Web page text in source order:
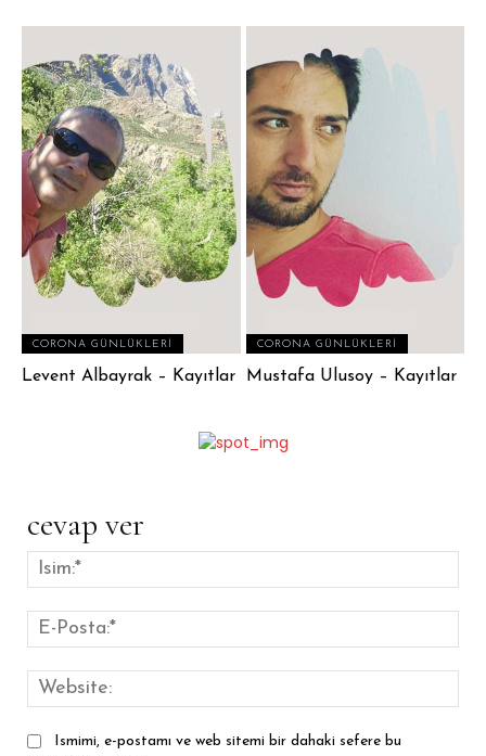
CORONA GÜNLÜKLERI
Levent Albayrak – Kayıtlar
CORONA GÜNLÜKLERI
Mustafa Ulusoy – Kayıtlar
cevap ver
Ismimi, e-postamı ve web sitemi bir dahaki sefere bu